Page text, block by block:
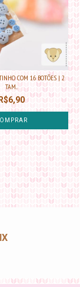
COM 16 BOTÕES | 2
TAM...
R$6,90